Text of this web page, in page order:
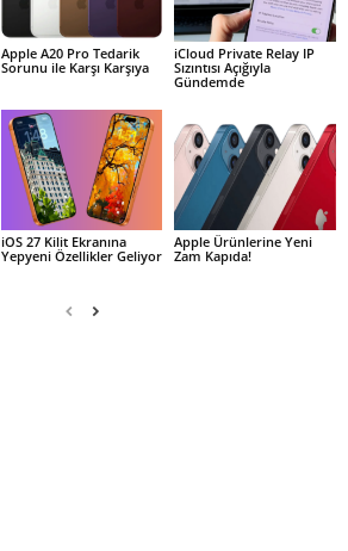
Apple A20 Pro Tedarik
Sorunu ile Karşı Karşıya
iCloud Private Relay IP
Sızıntısı Açığıyla
Gündemde
iOS 27 Kilit Ekranına
Yepyeni Özellikler Geliyor
Apple Ürünlerine Yeni
Zam Kapıda!